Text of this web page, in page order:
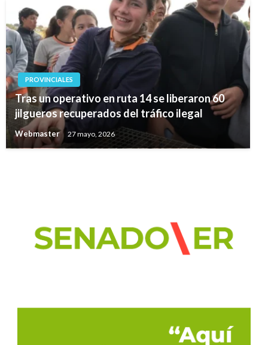
PROVINCIALES
Tras un operativo en ruta 14 se liberaron 60
jilgueros recuperados del tráfico ilegal
Webmaster 27 mayo, 2026